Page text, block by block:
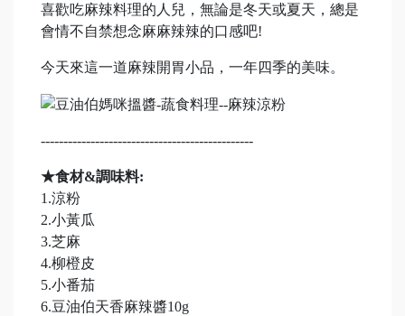
喜歡吃麻辣料理的人兒，無論是冬天或夏天，總是
會情不自禁想念麻麻辣辣的口感吧!
今天來這一道麻辣開胃小品，一年四季的美味。
-----------------------------------------------
★食材&調味料:
1.涼粉
2.小黃瓜
3.芝麻
4.柳橙皮
5.小番茄
6.豆油伯天香麻辣醬10g